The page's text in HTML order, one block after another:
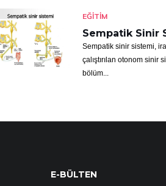
EĞITIM
Sempatik Sinir
Sempatik sinir sistemi,
çalıştırılan otonom sinir
bölüm...
E-BÜLTEN